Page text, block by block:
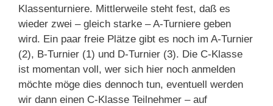
Klassenturniere. Mittlerweile steht fest, daß es
wieder zwei – gleich starke – A-Turniere geben
wird. Ein paar freie Plätze gibt es noch im A-Turnier
(2), B-Turnier (1) und D-Turnier (3). Die C-Klasse
ist momentan voll, wer sich hier noch anmelden
möchte möge dies dennoch tun, eventuell werden
wir dann einen C-Klasse Teilnehmer – auf